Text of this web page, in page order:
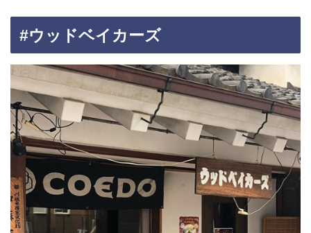
#ウッドベイカーズ